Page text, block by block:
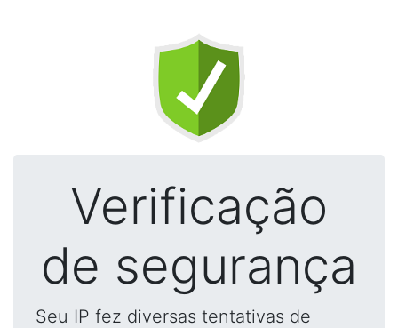
Verificação
de segurança
Seu IP fez diversas tentativas de